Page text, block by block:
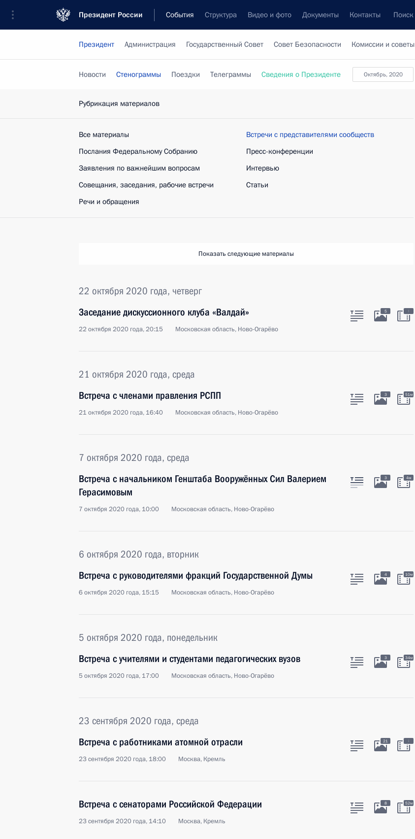
Президент России События Структура Видео и фото Документы Контакты Поиск
Президент Администрация Государственный Совет Совет Безопасности Комиссии и советы
октябрь, 2020
Новости Стенограммы Поездки Телеграммы Сведения о Президенте
Рубрикация материалов
Все материалы
Послания Федеральному Собранию
Заявления по важнейшим вопросам
Совещания, заседания, рабочие встречи
Речи и обращения
Встречи с представителями сообществ
Пресс-конференции
Интервью
Статьи
Показать следующие материалы
22 октября 2020 года, четверг
Заседание дискуссионного клуба «Валдай»
22 октября 2020 года, 20:15 Московская область, Ново-Огарёво
5 :
21 октября 2020 года, среда
Встреча с членами правления РСПП
21 октября 2020 года, 16:40 Московская область, Ново-Огарёво
3 51м
7 октября 2020 года, среда
Встреча с начальником Генштаба Вооружённых Сил Валерием
Герасимовым
7 октября 2020 года, 10:00 Московская область, Ново-Огарёво
3 4м
6 октября 2020 года, вторник
Встреча с руководителями фракций Государственной Думы
6 октября 2020 года, 15:15 Московская область, Ново-Огарёво
4 10м
5 октября 2020 года, понедельник
Встреча с учителями и студентами педагогических вузов
5 октября 2020 года, 17:00 Московская область, Ново-Огарёво
3 34м
23 сентября 2020 года, среда
Встреча с работниками атомной отрасли
23 сентября 2020 года, 18:00 Москва, Кремль
21 :
Встреча с сенаторами Российской Федерации
23 сентября 2020 года, 14:10 Москва, Кремль
8 52м